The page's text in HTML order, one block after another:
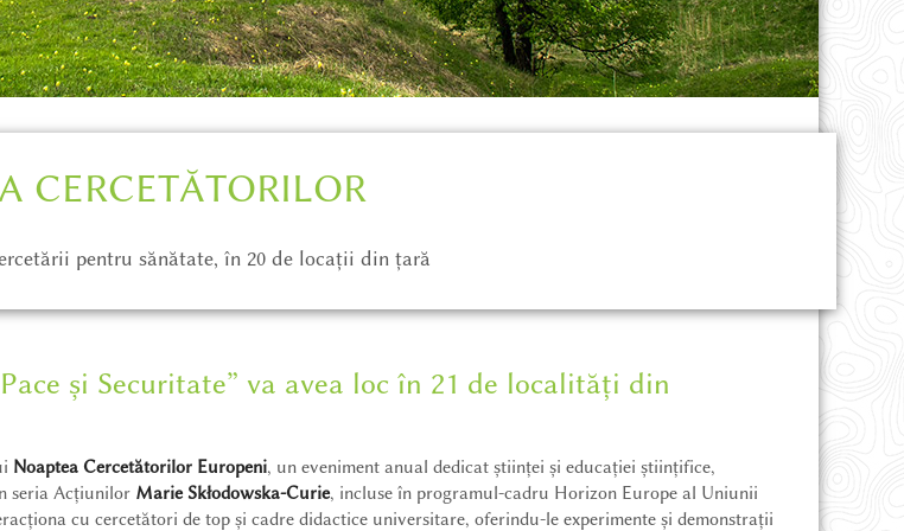
CERCETĂTORILOR
pentru sănătate, în 20 de locații din țară
și Securitate” va avea loc în 21 de localități din
Noaptea Cercetătorilor Europeni, un eveniment anual dedicat științei și educației științifice,
seria Acțiunilor Marie Skłodowska-Curie, incluse în programul-cadru Horizon Europe al Uniunii
cu cercetători de top și cadre didactice universitare, oferindu-le experimente și demonstrații